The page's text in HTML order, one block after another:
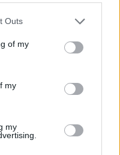
Outs
of my
my
my
asztma
a méhen belüli
eldőlhet